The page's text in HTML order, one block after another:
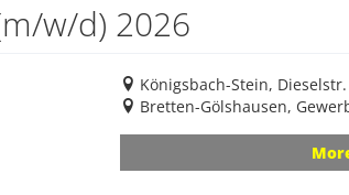
w/d) 2026
Königsbach-Stein,
Bretten-Gölshausen,